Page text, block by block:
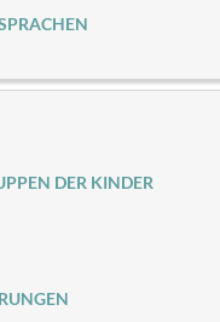
DER KINDER